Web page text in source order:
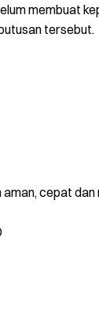
membuat
tersebut.
cepat dan